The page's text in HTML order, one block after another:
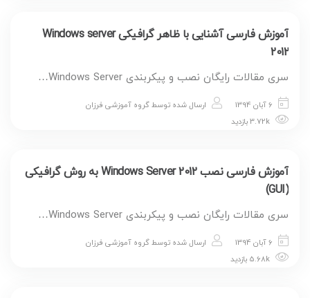
آموزش فارسی آشنایی با ظاهر گرافیکی Windows server
2012
سری مقالات رایگان نصب و پیکربندی Windows Server…
6 آبان 1394 ارسال شده توسطگروه آموزشی فرزان
آموزش فارسی نصب Windows Server 2012 به روش گرافیکی
(GUI)
سری مقالات رایگان نصب و پیکربندی Windows Server…
6 آبان 1394 ارسال شده توسطگروه آموزشی فرزان